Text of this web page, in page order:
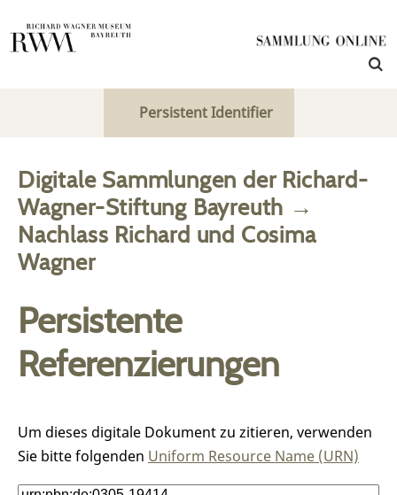
Persistent Identifier
Digitale Sammlungen der Richard-
Wagner-Stiftung Bayreuth →
Nachlass Richard und Cosima
Wagner
Persistente
Referenzierungen
Um dieses digitale Dokument zu zitieren, verwenden
Sie bitte folgenden Uniform Resource Name (URN)